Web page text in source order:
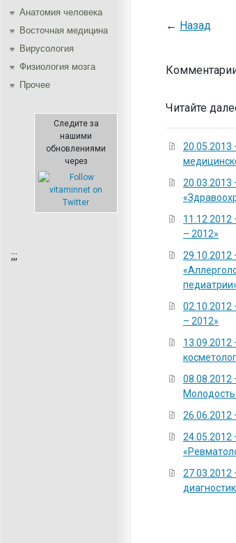
Aнатомия человека
Восточная медицина
Вирусология
Физиология мозга
Прочее
Следите за
нашими
обновлениями
через
;;;
← Назад
Читайте
20.05.2013
20.03.2013
11.12.2012
– 2012»
29.10.2012
02.10.2012
– 2012»
08.08.2012
26.06.2012
24.05.2012
27.03.2012